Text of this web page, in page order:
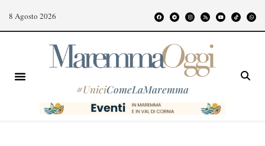
8 Agosto 2026
#UniciComeLaMaremma